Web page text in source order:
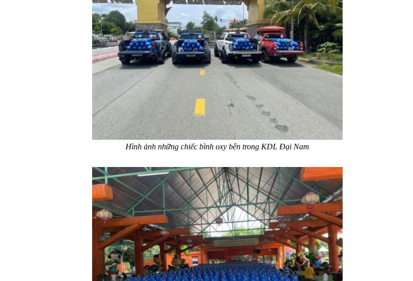
Hình ảnh những chiếc bình oxy bên trong KDL Đại Nam